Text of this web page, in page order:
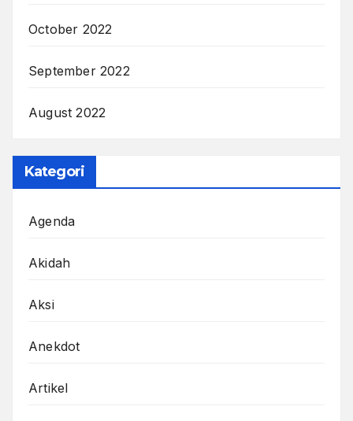
October 2022
September 2022
August 2022
Kategori
Agenda
Akidah
Aksi
Anekdot
Artikel